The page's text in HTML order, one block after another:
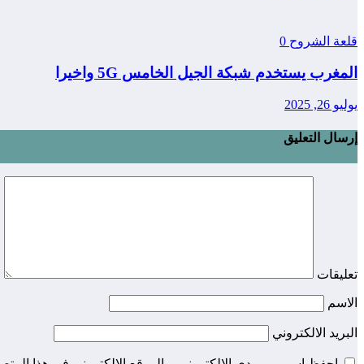
قلعة الشروح 0
المغرب يستخدم شبكة الجيل الخامس 5G واخيرا
يوليو 26, 2025
إرسال التعليق
تعليقات
الاسم
البريد الالكتروني